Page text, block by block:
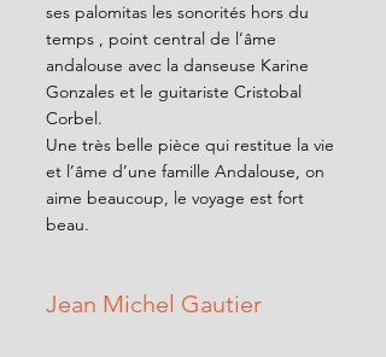
ses palomitas les sonorités hors du
temps , point central de l’âme
andalouse avec la danseuse Karine
Gonzales et le guitariste Cristobal
Corbel.
Une très belle pièce qui restitue la vie
et l’âme d’une famille Andalouse, on
aime beaucoup, le voyage est fort
beau.
Jean Michel Gautier